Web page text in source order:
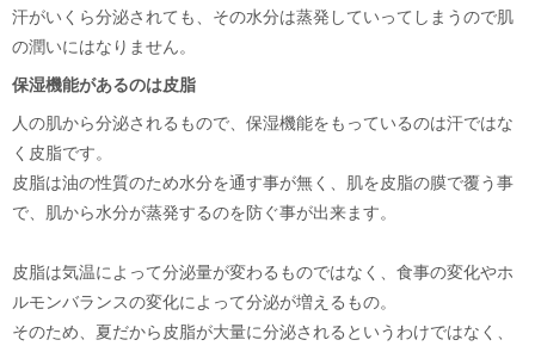
汗がいくら分泌されても、その水分は蒸発していってしまうので肌
の潤いにはなりません。
保湿機能があるのは皮脂
人の肌から分泌されるもので、保湿機能をもっているのは汗ではな
く皮脂です。
皮脂は油の性質のため水分を通す事が無く、肌を皮脂の膜で覆う事
で、肌から水分が蒸発するのを防ぐ事が出来ます。
皮脂は気温によって分泌量が変わるものではなく、食事の変化やホ
ルモンバランスの変化によって分泌が増えるもの。
そのため、夏だから皮脂が大量に分泌されるというわけではなく、